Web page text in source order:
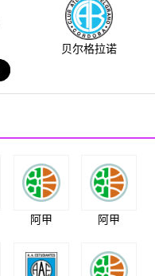
贝尔格拉诺
阿甲 阿甲